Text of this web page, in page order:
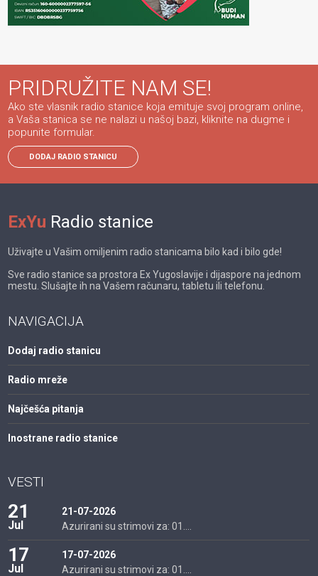
PRIDRUŽITE NAM SE!
Ako ste vlasnik radio stanice koja emituje svoj program online,
a Vaša stanica se ne nalazi u našoj bazi, kliknite na dugme i
popunite formular.
DODAJ RADIO STANICU
ExYu Radio stanice
Uživajte u Vašim omiljenim radio stanicama bilo kad i bilo gde!
Sve radio stanice sa prostora Ex Yugoslavije i dijaspore na jednom
mestu. Slušajte ih na Vašem računaru, tabletu ili telefonu.
NAVIGACIJA
Dodaj radio stanicu
Radio mreže
Najčešća pitanja
Inostrane radio stanice
VESTI
21
Jul
21-07-2026
Azurirani su strimovi za: 01....
17
Jul
17-07-2026
Azurirani su strimovi za: 01....